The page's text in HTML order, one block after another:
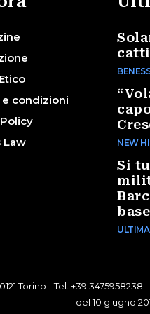
condizioni
Law
NEW
Si
Torino - Tel. +39
del 10 giugno